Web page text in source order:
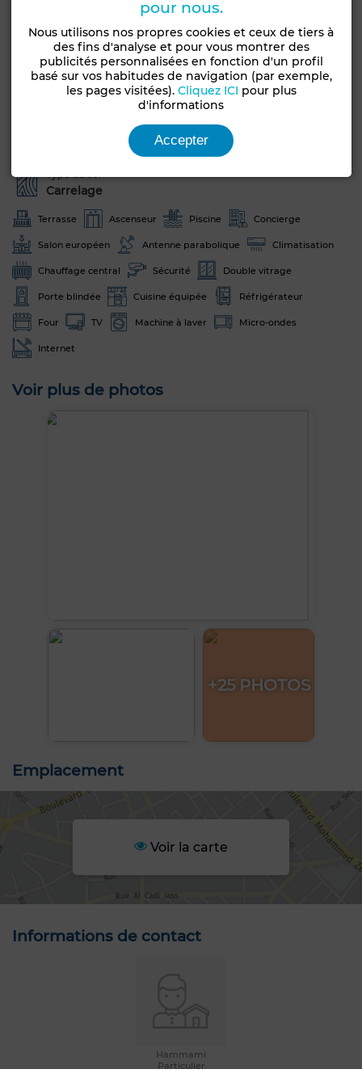
Caractéristiques générales
Type de bien
Appartement
Etat
Jamais habité /
rénové
Orientation
Sud
Carrelage
Terrasse Ascenseur Piscine Concierge
Salon européen Antenne parabolique Climatisation
Chauffage central Sécurité Double vitrage
Porte blindée Cuisine équipée Réfrigérateur
Four TV Machine à laver Micro-ondes
Internet
Voir plus de photos
+25 PHOTOS
Emplacement
Voir la carte
Informations de contact
Hammami
Particulier
pour nous.
Nous utilisons nos propres cookies et ceux de tiers à
des fins d'analyse et pour vous montrer des
publicités personnalisées en fonction d'un profil
basé sur vos habitudes de navigation (par exemple,
les pages visitées). Cliquez ICI pour plus
d'informations
Accepter